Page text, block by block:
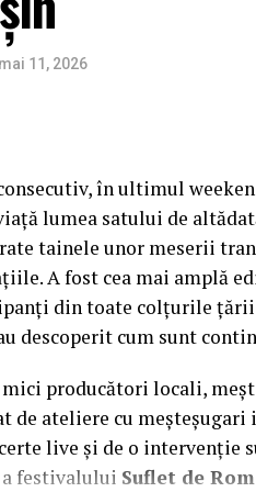
mai 11, 2026
în ultimul
lumea satului de
tainele unor meserii
A fost cea mai amplă
din toate colțurile
descoperit cum sunt
producători locali,
de ateliere cu meșteșugari
live și de o intervenție
festivalului Suflet de